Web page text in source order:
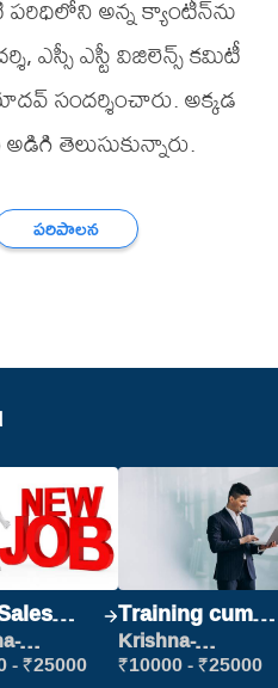
పరిధిలోని అన్న క్యాంటీన్‌ను
ఎస్సీ ఎస్టీ విజిలెన్స్ కమిటీ
సందర్శించారు. అక్కడ
తెలుసుకున్నారు.
పరిపాలన
(Field
- ₹25000
Training cum
Placement
Krishna-
vijayawada
₹10000 - ₹25000